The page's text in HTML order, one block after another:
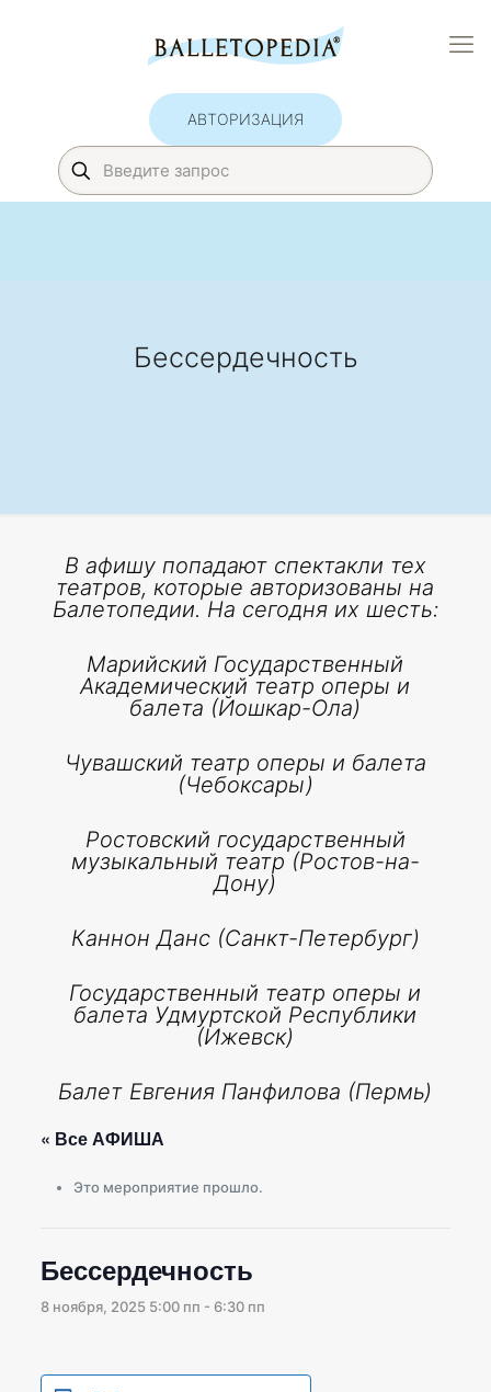
АВТОРИЗАЦИЯ
Бессердечность
В афишу попадают спектакли тех
театров, которые авторизованы на
Балетопедии. На сегодня их шесть:
Марийский Государственный
Академический театр оперы и
балета (Йошкар-Ола)
Чувашский театр оперы и балета
(Чебоксары)
Ростовский государственный
музыкальный театр (Ростов-на-
Дону)
Каннон Данс (Санкт-Петербург)
Государственный театр оперы и
балета Удмуртской Республики
(Ижевск)
Балет Евгения Панфилова (Пермь)
« Все АФИША
Это мероприятие прошло.
Бессердечность
8 ноября, 2025 5:00 пп - 6:30 пп